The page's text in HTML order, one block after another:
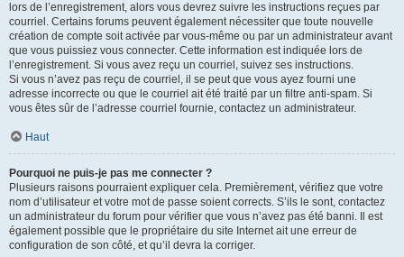
lors de l’enregistrement, alors vous devrez suivre les instructions reçues par
courriel. Certains forums peuvent également nécessiter que toute nouvelle
création de compte soit activée par vous-même ou par un administrateur avant
que vous puissiez vous connecter. Cette information est indiquée lors de
l’enregistrement. Si vous avez reçu un courriel, suivez ses instructions.
Si vous n’avez pas reçu de courriel, il se peut que vous ayez fourni une
adresse incorrecte ou que le courriel ait été traité par un filtre anti-spam. Si
vous êtes sûr de l’adresse courriel fournie, contactez un administrateur.
Haut
Pourquoi ne puis-je pas me connecter ?
Plusieurs raisons pourraient expliquer cela. Premièrement, vérifiez que votre
nom d’utilisateur et votre mot de passe soient corrects. S’ils le sont, contactez
un administrateur du forum pour vérifier que vous n’avez pas été banni. Il est
également possible que le propriétaire du site Internet ait une erreur de
configuration de son côté, et qu’il devra la corriger.